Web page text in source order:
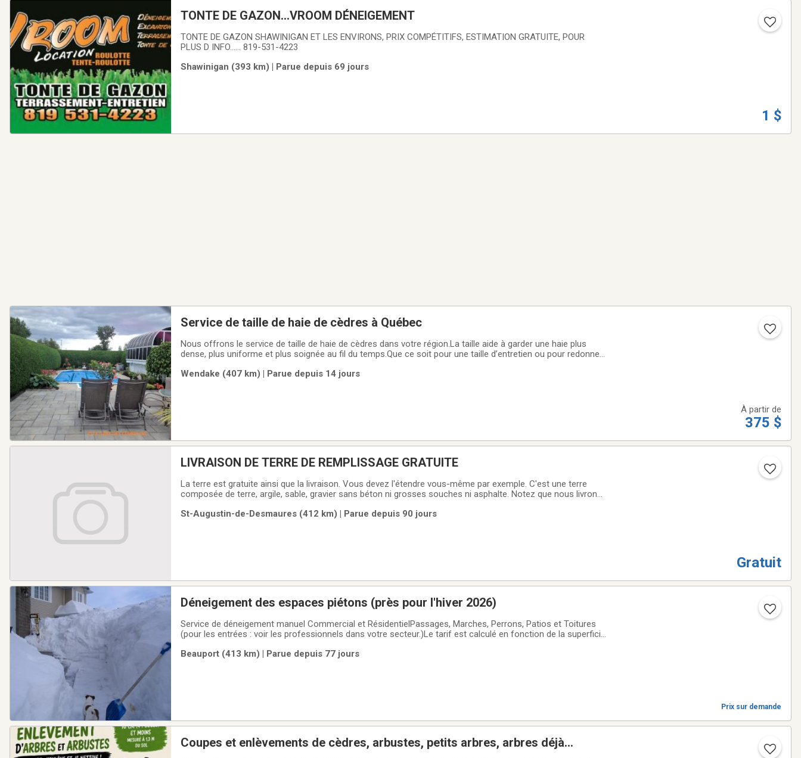
TONTE DE GAZON...VROOM DÉNEIGEMENT
TONTE DE GAZON SHAWINIGAN ET LES ENVIRONS, PRIX COMPÉTITIFS, ESTIMATION GRATUITE, POUR
PLUS D INFO...... 819-531-4223
Shawinigan (393 km) | Parue depuis 69 jours
1 $
Service de taille de haie de cèdres à Québec
Nous offrons le service de taille de haie de cèdres dans votre région.La taille aide à garder une haie plus
dense, plus uniforme et plus soignée au fil du temps.Que ce soit pour une taille d’entretien ou pour redonner
estimation en ligne.Service offert à
Wendake (407 km) | Parue depuis 14 jours
À partir de
375 $
LIVRAISON DE TERRE DE REMPLISSAGE GRATUITE
La terre est gratuite ainsi que la livraison. Vous devez l'étendre vous-même par exemple. C'est une terre
composée de terre, argile, sable, gravier sans béton ni grosses souches ni asphalte. Notez que nous livrons
adresse, la quantité
St-Augustin-de-Desmaures (412 km) | Parue depuis 90 jours
Gratuit
Déneigement des espaces piétons (près pour l'hiver 2026)
Service de déneigement manuel Commercial et RésidentielPassages, Marches, Perrons, Patios et Toitures
(pour les entrées : voir les professionnels dans votre secteur.)Le tarif est calculé en fonction de la superficie
proximité de
Beauport (413 km) | Parue depuis 77 jours
Prix sur demande
Coupes et enlèvements de cèdres, arbustes, petits arbres, arbres déjà